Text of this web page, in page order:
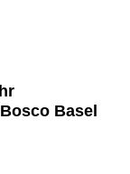
Basel